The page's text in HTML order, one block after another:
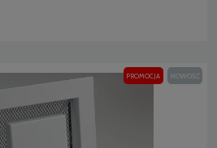
PROMOCJA NOWOŚĆ